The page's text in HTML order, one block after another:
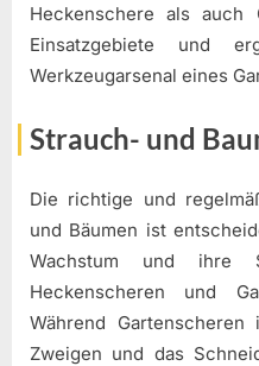
Heckenschere als auch
Einsatzgebiete und
Werkzeugarsenal eines
Strauch- und
Die richtige und
und Bäumen ist
Wachstum und ihre
Heckenscheren und
Während
Zweigen und das